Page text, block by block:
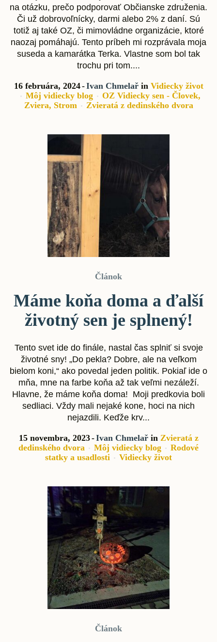
na otázku, prečo podporovať Občianske združenia.
Či už dobrovoľnícky, darmi alebo 2% z daní. Sú
totiž aj také OZ, či mimovládne organizácie, ktoré
naozaj pomáhajú. Tento príbeh mi rozprávala moja
suseda a kamarátka Terka. Vlastne som bol tak
trochu pri tom....
16 februára, 2024 Ivan Chmelařin Vidiecky život
Môj vidiecky blog
OZ Vidiecky sen - Človek,
Zviera, Strom
Zvieratá z dedinského dvora
Článok
Máme koňa doma a ďalší
životný sen je splnený!
Tento svet ide do finále, nastal čas splniť si svoje
životné sny! „Do pekla? Dobre, ale na veľkom
bielom koni,“ ako povedal jeden politik. Pokiaľ ide o
mňa, mne na farbe koňa až tak veľmi nezáleží.
Hlavne, že máme koňa doma! Moji predkovia boli
sedliaci. Vždy mali nejaké kone, hoci na nich
nejazdili. Keďže krv...
15 novembra, 2023 Ivan Chmelařin Zvieratá z
dedinského dvora
Môj vidiecky blog
Rodové
statky a usadlosti
Vidiecky život
Článok